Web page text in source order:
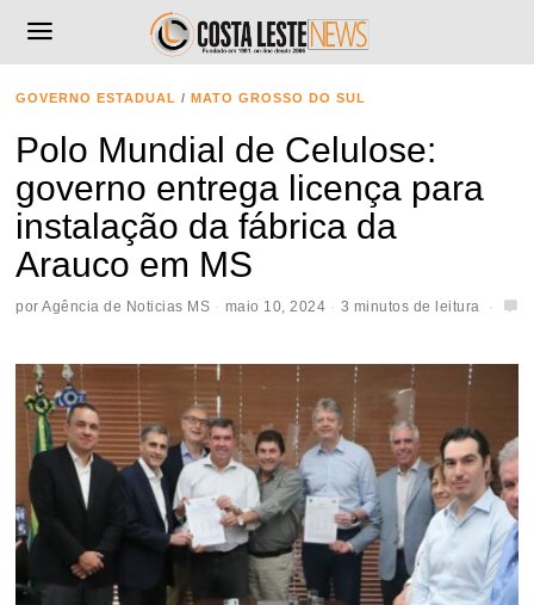
GOVERNO ESTADUAL / MATO GROSSO DO SUL
Polo Mundial de Celulose:
governo entrega licença para
instalação da fábrica da
Arauco em MS
porAgência de Noticias MS maio 10, 2024 3 minutos de leitura